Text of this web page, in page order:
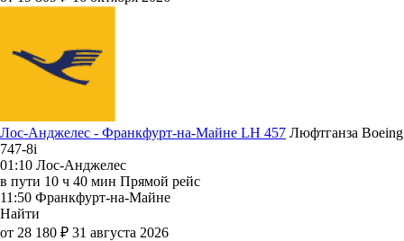
Лос-Анджелес - Франкфурт-на-Майне LH 457 Люфтганза Boeing
747-8i
01:10 Лос-Анджелес
в пути 10 ч 40 мин Прямой рейс
11:50 Франкфурт-на-Майне
Найти
от 28 180 ₽ 31 августа 2026